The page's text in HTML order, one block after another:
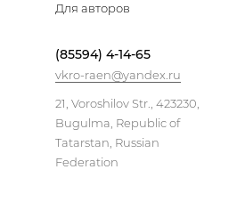
Для авторов
(85594) 4-14-65
vkro-raen@yandex.ru
21, Voroshilov Str., 423230,
Bugulma, Republic of
Tatarstan, Russian
Federation